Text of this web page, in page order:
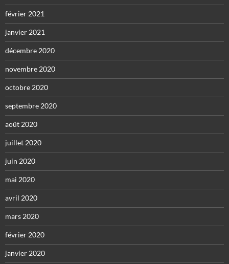
février 2021
janvier 2021
décembre 2020
novembre 2020
octobre 2020
septembre 2020
août 2020
juillet 2020
juin 2020
mai 2020
avril 2020
mars 2020
février 2020
janvier 2020